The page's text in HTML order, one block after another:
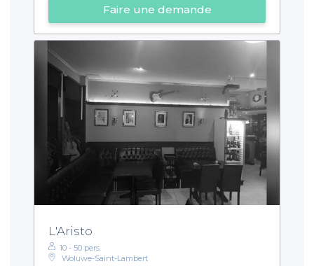
Faire une demande
L'Aristo
10 - 50 pers.
Woluwe-Saint-Lambert